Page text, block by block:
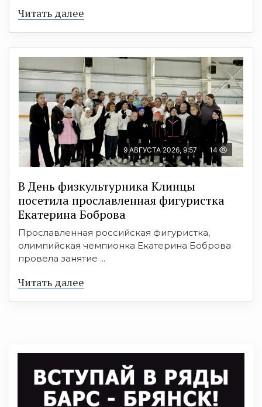
Читать далее
9 АВГУСТА 2026, 9:57 14
В День физкультурника Клинцы
посетила прославленная фигуристка
Екатерина Боброва
Прославленная российская фигуристка,
олимпийская чемпионка Екатерина Боброва
провела занятие ...
Читать далее